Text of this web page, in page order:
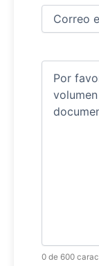
Correo
electrónico
Comentarios
0 de 600